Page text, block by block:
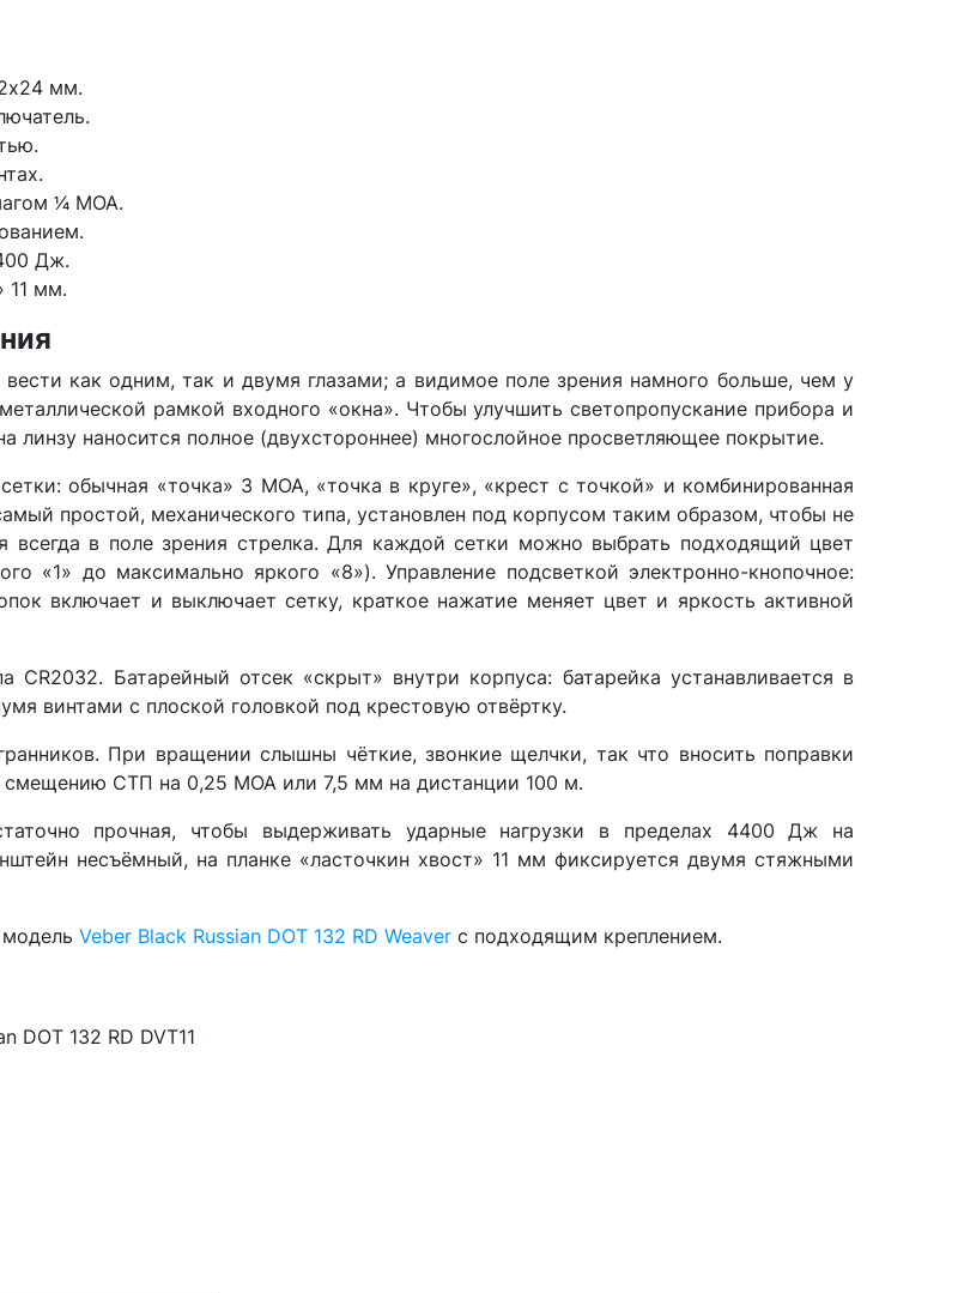
мм.
1⁄4 MOA.
Дж.
11 мм.
как одним, так и двумя глазами; а видимое поле зрения намного больше, чем у
рамкой входного «окна». Чтобы улучшить светопропускание прибора и
наносится полное (двухстороннее) многослойное просветляющее покрытие.
обычная «точка» 3 MOA, «точка в круге», «крест с точкой» и комбинированная
простой, механического типа, установлен под корпусом таким образом, чтобы не
в поле зрения стрелка. Для каждой сетки можно выбрать подходящий цвет
«1» до максимально яркого «8»). Управление подсветкой электронно-кнопочное:
включает и выключает сетку, краткое нажатие меняет цвет и яркость активной
CR2032. Батарейный отсек «скрыт» внутри корпуса: батарейка устанавливается в
винтами с плоской головкой под крестовую отвёртку.
При вращении слышны чёткие, звонкие щелчки, так что вносить поправки
СТП на 0,25 MOA или 7,5 мм на дистанции 100 м.
прочная, чтобы выдерживать ударные нагрузки в пределах 4400 Дж на
несъёмный, на планке «ласточкин хвост» 11 мм фиксируется двумя стяжными
Veber Black Russian DOT 132 RD Weaver с подходящим креплением.
DOT 132 RD DVT11